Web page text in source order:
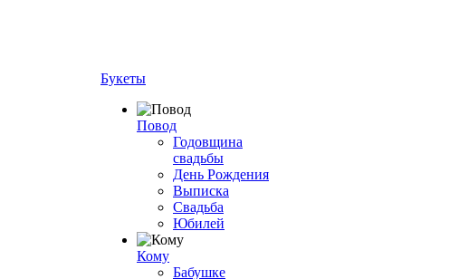
Букеты
Повод
Годовщина
свадьбы
День Рождения
Выписка
Свадьба
Юбилей
Кому
Бабушке